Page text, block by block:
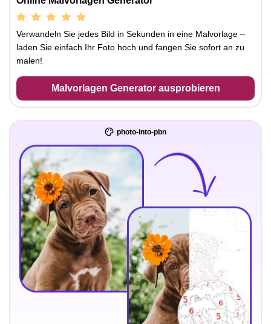
Verwandeln Sie jedes Bild in Sekunden in eine Malvorlage –
laden Sie einfach Ihr Foto hoch und fangen Sie sofort an zu
malen!
Malvorlagen Generator ausprobieren
photo-into-pbn